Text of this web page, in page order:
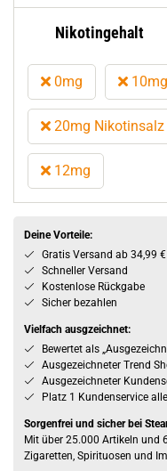
Nikotingehalt
0mg
20mg Nikotinsalz
12mg
Deine Vorteile:
Gratis Versand ab 34,99 €
Schneller Versand
Kostenlose Rückgabe
Sicher bezahlen
Vielfach ausgzeichnet:
Bewertet als
Ausgezeichneter Trend
Ausgezeichneter
Platz 1 Kundenservice
Sorgenfrei und sicher bei
Mit über 25.000 Artikeln und
Zigaretten, Spirituosen und